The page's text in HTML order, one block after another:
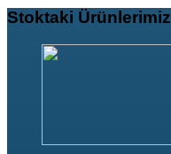
Stoktaki Ürünlerimiz